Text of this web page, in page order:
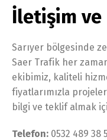
İletişim ve
Sarıyer bölgesinde
Saer Trafik her
ekibimiz, kaliteli
fiyatlarımızla
bilgi ve teklif almak
Telefon: 0532 489 38